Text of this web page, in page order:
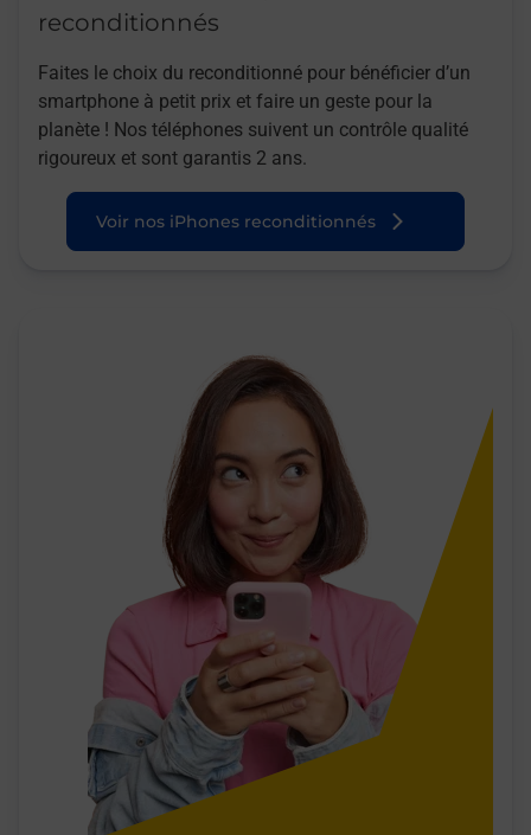
reconditionnés
Faites le choix du reconditionné pour bénéficier d’un
smartphone à petit prix et faire un geste pour la
planète ! Nos téléphones suivent un contrôle qualité
rigoureux et sont garantis 2 ans.
Voir nos iPhones reconditionnés